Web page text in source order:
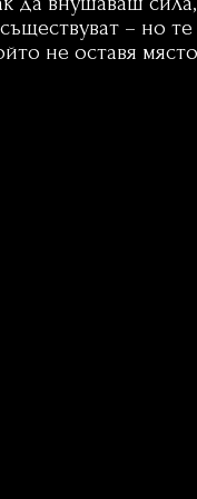
– но
не оставя